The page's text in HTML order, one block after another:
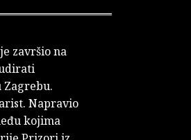
završio na
Napravio
kojima